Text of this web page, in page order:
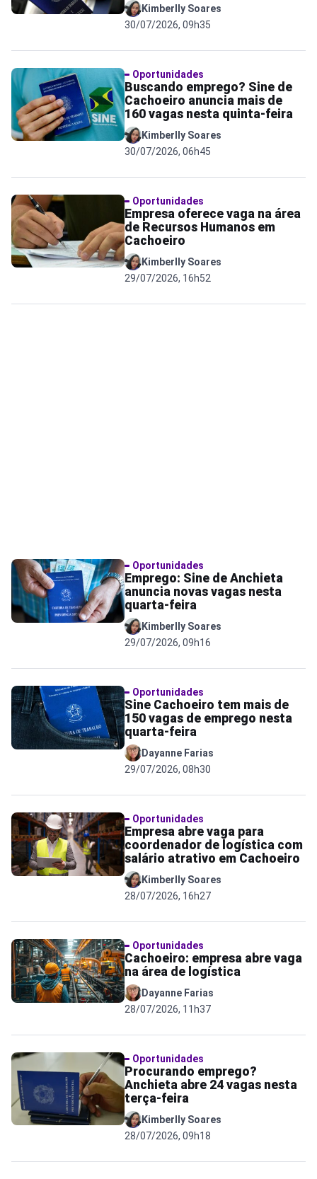
Kimberlly Soares
30/07/2026, 09h35
Oportunidades
Buscando emprego? Sine de
Cachoeiro anuncia mais de
160 vagas nesta quinta-feira
Kimberlly Soares
30/07/2026, 06h45
Oportunidades
Empresa oferece vaga na área
de Recursos Humanos em
Cachoeiro
Kimberlly Soares
29/07/2026, 16h52
Oportunidades
Emprego: Sine de Anchieta
anuncia novas vagas nesta
quarta-feira
Kimberlly Soares
29/07/2026, 09h16
Oportunidades
Sine Cachoeiro tem mais de
150 vagas de emprego nesta
quarta-feira
Dayanne Farias
29/07/2026, 08h30
Oportunidades
Empresa abre vaga para
coordenador de logística com
salário atrativo em Cachoeiro
Kimberlly Soares
28/07/2026, 16h27
Oportunidades
Cachoeiro: empresa abre vaga
na área de logística
Dayanne Farias
28/07/2026, 11h37
Oportunidades
Procurando emprego?
Anchieta abre 24 vagas nesta
terça-feira
Kimberlly Soares
28/07/2026, 09h18